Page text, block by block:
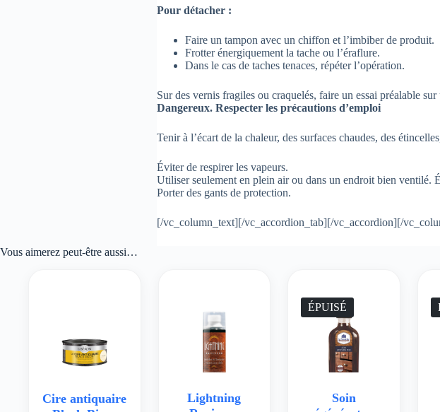
Pour détacher :
Faire un tampon avec un chiffon et l’imbiber de produit.
Frotter énergiquement la tache ou l’éraflure.
Dans le cas de taches tenaces, répéter l’opération.
Sur des vernis fragiles ou craquelés, faire un essai préalable
Dangereux. Respecter les précautions d’emploi
Tenir à l’écart de la chaleur, des surfaces chaudes, des
Éviter de respirer les vapeurs.
Utiliser seulement en plein air ou dans un endroit bien ventilé.
Porter des gants de protection.
[/vc_column_text][/vc_accordion_tab][/vc_accordion][/
Vous aimerez peut-être aussi…
Cire antiquaire
Lightning
ÉPUISÉ
Soin